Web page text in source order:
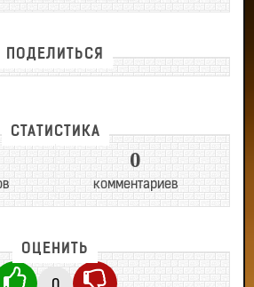
ПОДЕЛИТЬСЯ
СТАТИСТИКА
0
комментариев
ОЦЕНИТЬ